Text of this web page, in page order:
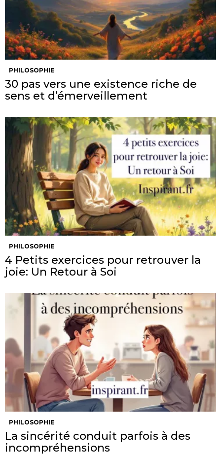
PHILOSOPHIE
30 pas vers une existence riche de
sens et d’émerveillement
PHILOSOPHIE
4 Petits exercices pour retrouver la
joie: Un Retour à Soi
PHILOSOPHIE
La sincérité conduit parfois à des
incompréhensions